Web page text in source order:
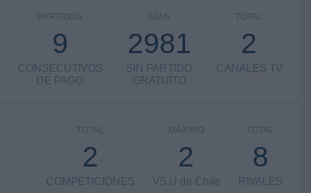
TOTAL
2
CANALES TV
DÍAS
2981
SIN PARTIDO
GRATUÍTO
PARTIDOS
9
CONSECUTIVOS
DE PAGO
TOTAL
8
RIVALES
MÁXIMO
2
VS U de Chile
TOTAL
2
COMPETICIONES